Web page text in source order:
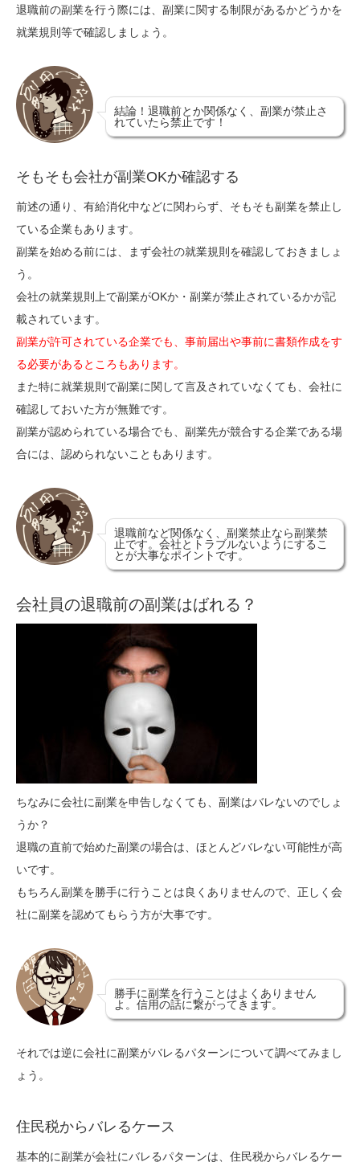
退職前の副業を行う際には、副業に関する制限があるかどうかを
就業規則等で確認しましょう。
結論！退職前とか関係なく、副業が禁止さ
れていたら禁止です！
そもそも会社が副業OKか確認する
前述の通り、有給消化中などに関わらず、そもそも副業を禁止し
ている企業もあります。
副業を始める前には、まず会社の就業規則を確認しておきましょ
う。
会社の就業規則上で副業がOKか・副業が禁止されているかが記
載されています。
副業が許可されている企業でも、事前届出や事前に書類作成をす
る必要があるところもあります。
また特に就業規則で副業に関して言及されていなくても、会社に
確認しておいた方が無難です。
副業が認められている場合でも、副業先が競合する企業である場
合には、認められないこともあります。
退職前など関係なく、副業禁止なら副業禁
止です。会社とトラブルないようにするこ
とが大事なポイントです。
会社員の退職前の副業はばれる？
ちなみに会社に副業を申告しなくても、副業はバレないのでしょ
うか？
退職の直前で始めた副業の場合は、ほとんどバレない可能性が高
いです。
もちろん副業を勝手に行うことは良くありませんので、正しく会
社に副業を認めてもらう方が大事です。
勝手に副業を行うことはよくありません
よ。信用の話に繋がってきます。
それでは逆に会社に副業がバレるパターンについて調べてみまし
ょう。
住民税からバレるケース
基本的に副業が会社にバレるパターンは、住民税からバレるケー